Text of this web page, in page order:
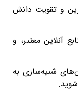
و تقویت دانش
آنلاین معتبر، و
شبیه‌سازی به
.